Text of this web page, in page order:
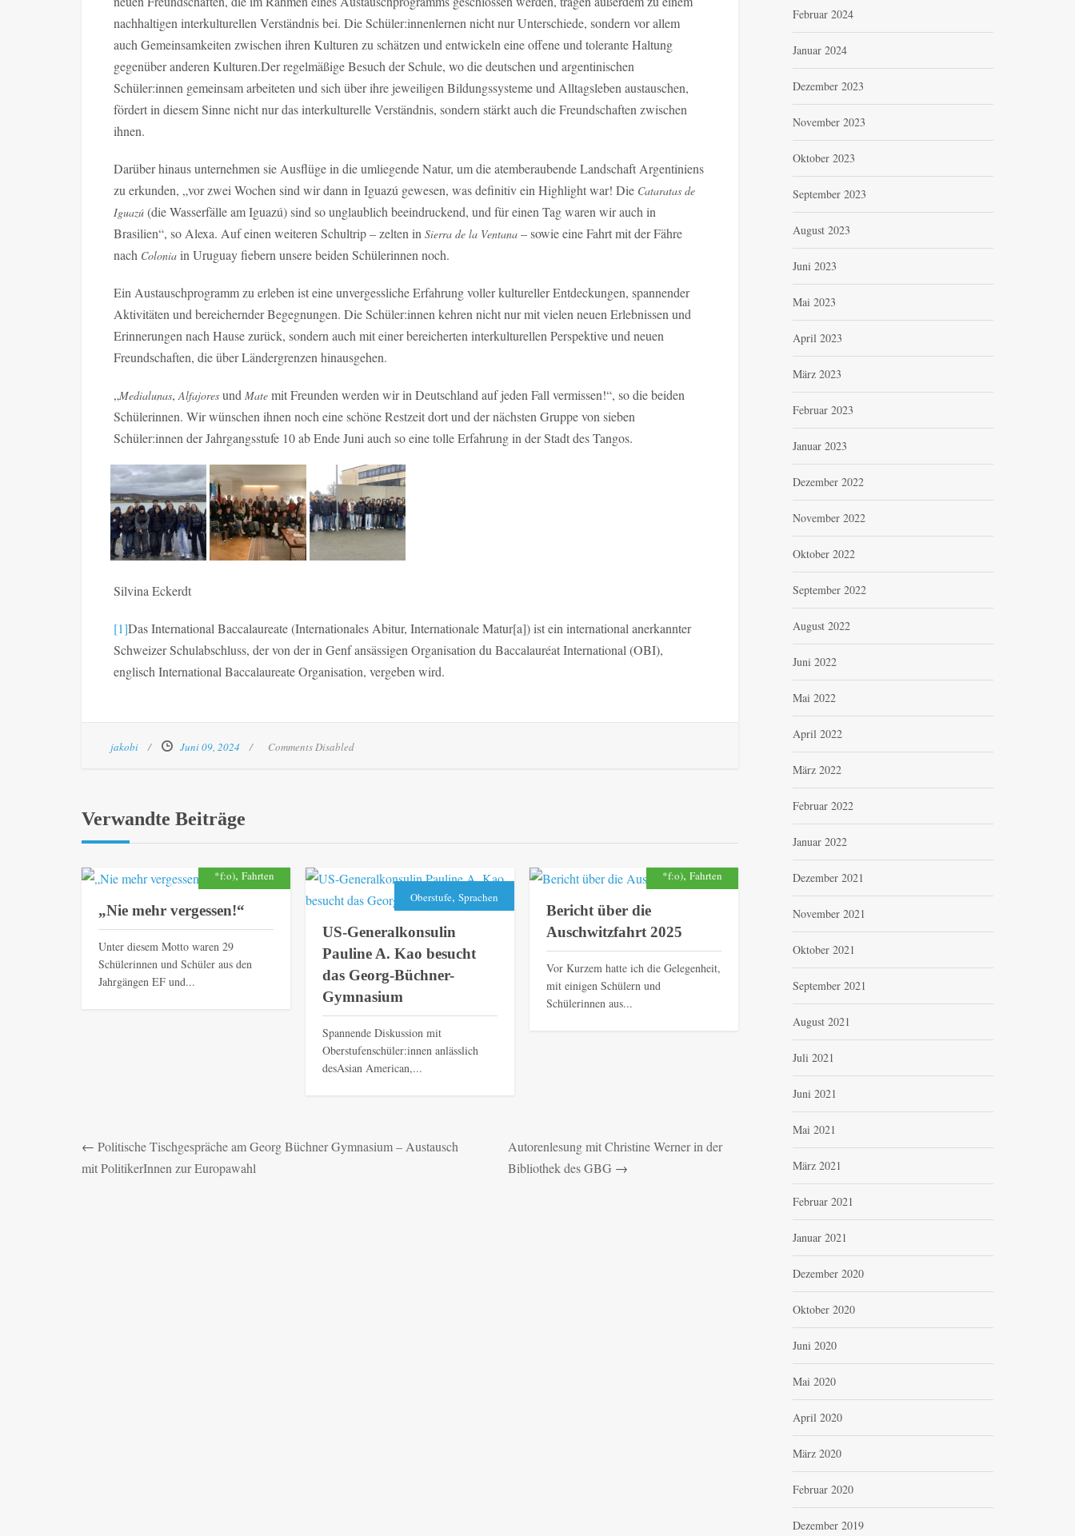
nachhaltigen interkulturellen Verständnis bei. Die Schüler:innenlernen nicht nur Unterschiede, sondern vor allem
auch Gemeinsamkeiten zwischen ihren Kulturen zu schätzen und entwickeln eine offene und tolerante Haltung
gegenüber anderen Kulturen.Der regelmäßige Besuch der Schule, wo die deutschen und argentinischen
Schüler:innen gemeinsam arbeiteten und sich über ihre jeweiligen Bildungssysteme und Alltagsleben austauschen,
fördert in diesem Sinne nicht nur das interkulturelle Verständnis, sondern stärkt auch die Freundschaften zwischen
ihnen.
Darüber hinaus unternehmen sie Ausflüge in die umliegende Natur, um die atemberaubende Landschaft Argentiniens
zu erkunden, „vor zwei Wochen sind wir dann in Iguazú gewesen, was definitiv ein Highlight war! Die Cataratas de
Iguazú (die Wasserfälle am Iguazú) sind so unglaublich beeindruckend, und für einen Tag waren wir auch in
Brasilien“, so Alexa. Auf einen weiteren Schultrip – zelten in Sierra de la Ventana – sowie eine Fahrt mit der Fähre
nach Colonia in Uruguay fiebern unsere beiden Schülerinnen noch.
Ein Austauschprogramm zu erleben ist eine unvergessliche Erfahrung voller kultureller Entdeckungen, spannender
Aktivitäten und bereichernder Begegnungen. Die Schüler:innen kehren nicht nur mit vielen neuen Erlebnissen und
Erinnerungen nach Hause zurück, sondern auch mit einer bereicherten interkulturellen Perspektive und neuen
Freundschaften, die über Ländergrenzen hinausgehen.
„Medialunas, Alfajores und Mate mit Freunden werden wir in Deutschland auf jeden Fall vermissen!“, so die beiden
Schülerinnen. Wir wünschen ihnen noch eine schöne Restzeit dort und der nächsten Gruppe von sieben
Schüler:innen der Jahrgangsstufe 10 ab Ende Juni auch so eine tolle Erfahrung in der Stadt des Tangos.
Silvina Eckerdt
[1]Das International Baccalaureate (Internationales Abitur, Internationale Matur[a]) ist ein international anerkannter
Schweizer Schulabschluss, der von der in Genf ansässigen Organisation du Baccalauréat International (OBI),
englisch International Baccalaureate Organisation, vergeben wird.
jakobi Juni 09, 2024 Comments Disabled
Verwandte Beiträge
*f:o), Fahrten
„Nie mehr vergessen!“
Unter diesem Motto waren 29
Schülerinnen und Schüler aus den
Jahrgängen EF und...
Oberstufe, Sprachen
US-Generalkonsulin
Pauline A. Kao besucht
das Georg-Büchner-
Gymnasium
Spannende Diskussion mit
Oberstufenschüler:innen anlässlich
desAsian American,...
*f:o), Fahrten
Bericht über die
Auschwitzfahrt 2025
Vor Kurzem hatte ich die Gelegenheit,
mit einigen Schülern und
Schülerinnen aus...
← Politische Tischgespräche am Georg Büchner Gymnasium – Austausch
mit PolitikerInnen zur Europawahl
Autorenlesung mit Christine Werner in der
Bibliothek des GBG →
Februar 2024
Januar 2024
Dezember 2023
November 2023
Oktober 2023
September 2023
August 2023
Juni 2023
Mai 2023
April 2023
März 2023
Februar 2023
Januar 2023
Dezember 2022
November 2022
Oktober 2022
September 2022
August 2022
Juni 2022
Mai 2022
April 2022
März 2022
Februar 2022
Januar 2022
Dezember 2021
November 2021
Oktober 2021
September 2021
August 2021
Juli 2021
Juni 2021
Mai 2021
März 2021
Februar 2021
Januar 2021
Dezember 2020
Oktober 2020
Juni 2020
Mai 2020
April 2020
März 2020
Februar 2020
Dezember 2019